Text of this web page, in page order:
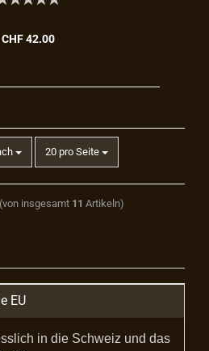
CHF 42.00
20 pro Seite
(von insgesamt 11 Artikeln)
EU
in die Schweiz und das